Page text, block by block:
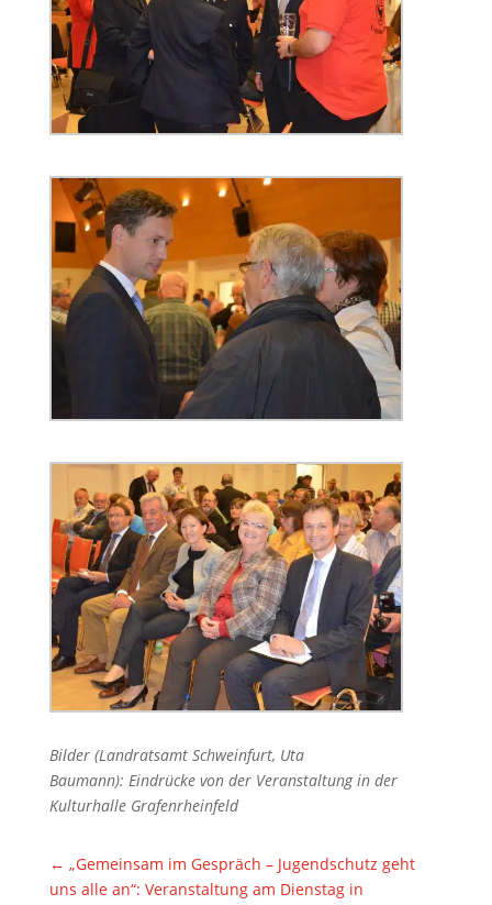
Bilder (Landratsamt Schweinfurt, Uta
Baumann): Eindrücke von der Veranstaltung in der
Kulturhalle Grafenrheinfeld
← „Gemeinsam im Gespräch – Jugendschutz geht
uns alle an“: Veranstaltung am Dienstag in